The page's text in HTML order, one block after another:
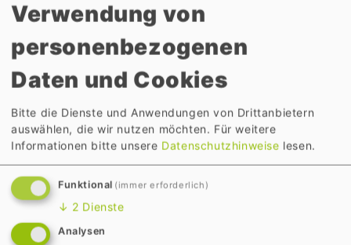
Wir regulieren den Schadensfall
schnell und unkompliziert über
Musikfachhändler/Instrumentenba
Wir ersetzenbeim Verlust oder
Totalschaden denWertdes
Instruments
Wir erstattenbei Beschädigung
dieReparaturkosten
Wir übernehmen
Verwendung von
personenbezogenen
Daten und Cookies
Bitte die Dienste und Anwendungen von Drittanbietern
auswählen, die wir nutzen möchten. Für weitere
Informationen bitte unsere Datenschutzhinweise lesen.
Funktional (immer erforderlich)
↓ 2 Dienste
Analysen